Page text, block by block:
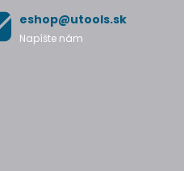
eshop@utools.sk
Napíšte nám